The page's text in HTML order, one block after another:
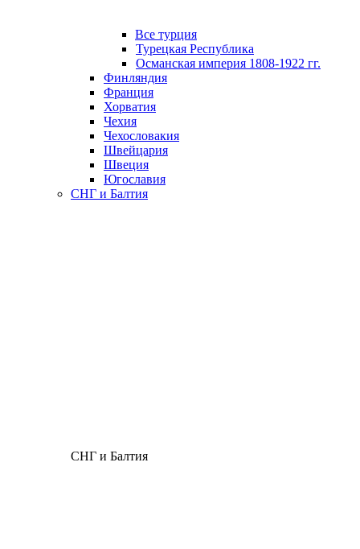
Все турция
Турецкая Республика
Османская империя 1808-1922 гг.
Финляндия
Франция
Хорватия
Чехия
Чехословакия
Швейцария
Швеция
Югославия
СНГ и Балтия
СНГ и Балтия